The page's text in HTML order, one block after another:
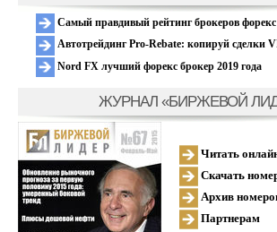
Самый правдивый рейтинг брокеров форекс
Автотрейдинг Pro-Rebate: копируй сделки
Nord FX лучший форекс брокер 2019 года
ЖУРНАЛ «БИРЖЕВОЙ
Читать
Скачать
Архив
Партнерам